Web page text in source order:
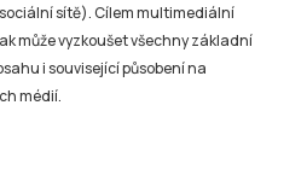
sítě). Cílem multimediální
může vyzkoušet všechny základní
i související působení na
médií.